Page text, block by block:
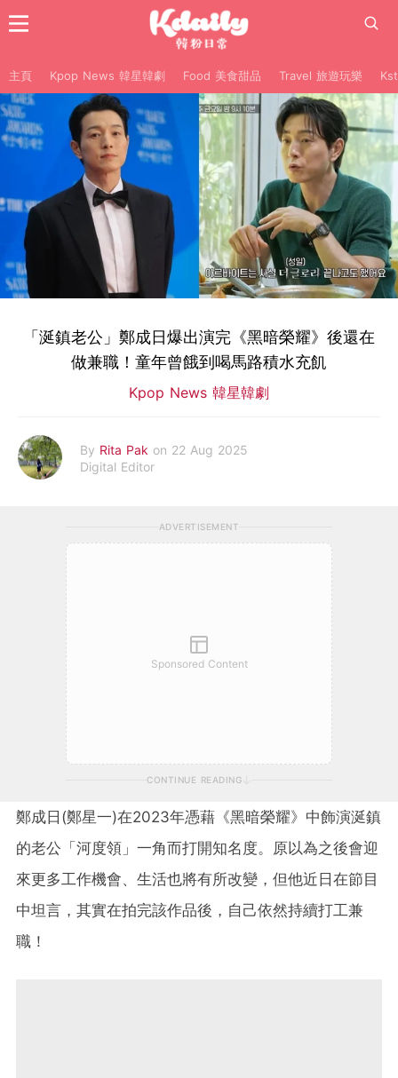
主頁 Kpop News 韓星韓劇 Food 美食甜品 Travel 旅遊玩樂
「涎鎮老公」鄭成日爆出演完《黑暗榮耀》後還在
做兼職！童年曾餓到喝馬路積水充飢
Kpop News 韓星韓劇
By Rita Pak on 22 Aug 2025
Digital Editor
ADVERTISEMENT
Sponsored Content
CONTINUE READING
鄭成日(鄭星一)在2023年憑藉《黑暗榮耀》中飾演涎鎮
的老公「河度領」一角而打開知名度。原以為之後會迎
來更多工作機會、生活也將有所改變，但他近日在節目
中坦言，其實在拍完該作品後，自己依然持續打工兼
職！